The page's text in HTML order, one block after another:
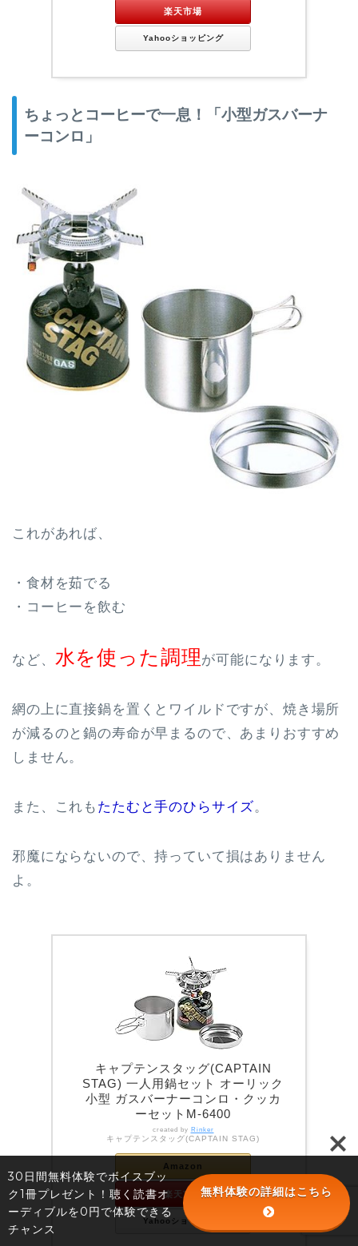
楽天市場
Yahooショッピング
ちょっとコーヒーで一息！「小型ガスバーナ
ーコンロ」
これがあれば、
・食材を茹でる
・コーヒーを飲む
など、 水を使った調理が可能になります。
網の上に直接鍋を置くとワイルドですが、焼き場所
が減るのと鍋の寿命が早まるので、あまりおすすめ
しません。
また、これも たたむと手のひらサイズ。
邪魔にならないので、持っていて損はありません
よ。
キャプテンスタッグ(CAPTAIN
STAG) 一人用鍋セット オーリック
小型 ガスバーナーコンロ・クッカ
ーセットM-6400
created by Rinker
キャプテンスタッグ(CAPTAIN STAG)
Amazon
楽天市場
Yahooショッピング
30日間無料体験でボイスブッ
ク1冊プレゼント！聴く読書オ
ーディブルを0円で体験できる
チャンス
無料体験の詳細はこちら